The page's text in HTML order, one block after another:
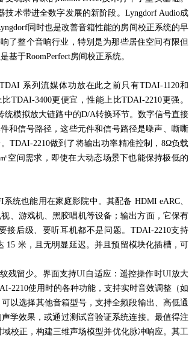
技术带进全数字发展的新阶段。 Lyngdorf Audio成
同时也是改善音箱性能的房间校正系统的早
了整个音响行业，特别是为那些居住空间有限但
基于RoomPerfect房间校正系统。
TDAI 系列流媒体功放在此之前只有TDAI-1120和
比TDAI-3400更便宜，性能上比TDAI-2210更强。
统模拟放大链路中的D/A转换环节。数字信号直接
和信号路径，这些元件和信号路径是噪声、嘶嘶
TDAI-2210做到了将输出功率精准控制， 8Ω负载
空间需求，即使在大动态场景下也能保持极低的
系统也能用在家庭影院中。其配备 HDMI eARC、
、游戏机、黑胶唱机等设备；输出方面，它保有
接后级、要听耳机都不是问题。 TDAI-2210支持
15 米，且无明显延迟。并且预留模块化插槽，可
残留少。界面支持UI 自适应：遥控操作时UI放大
2210使用时的各种功能，支持实时音效调整（如
以选择其他音箱型号，支持全频段输出、高低通
学效果，或通过测试音验证系统连接。最值得注
域校正，构建三维声场模型并优化脉冲响应。其工